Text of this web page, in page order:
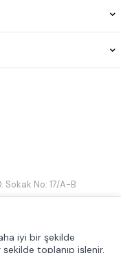
No: 17/A-B
iyi bir şekilde
toplanıp işlenir.